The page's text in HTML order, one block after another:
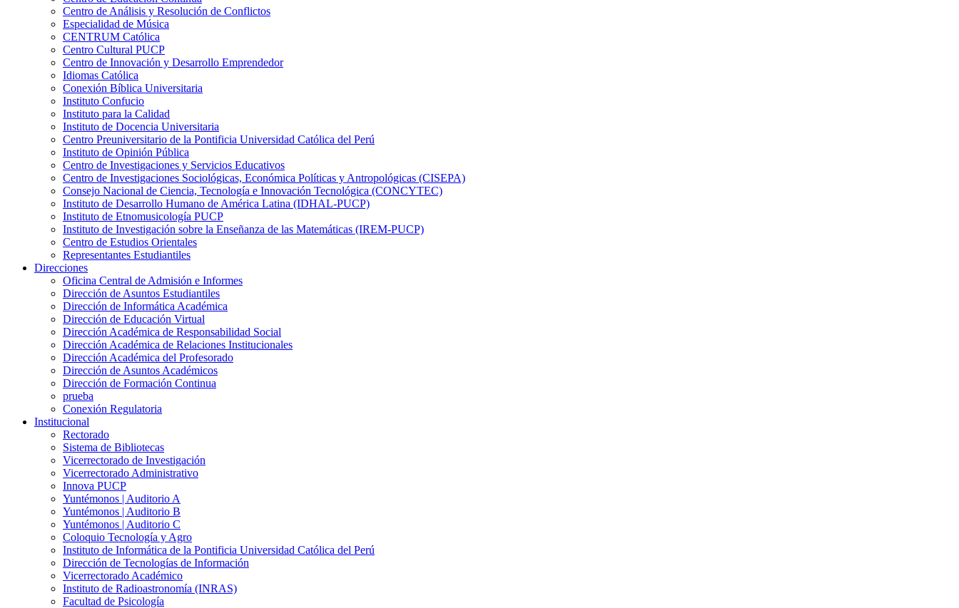
Centro de Análisis y Resolución de Conflictos
Especialidad de Música
CENTRUM Católica
Centro Cultural PUCP
Centro de Innovación y Desarrollo Emprendedor
Idiomas Católica
Conexión Bíblica Universitaria
Instituto Confucio
Instituto para la Calidad
Instituto de Docencia Universitaria
Centro Preuniversitario de la Pontificia Universidad Católica del Perú
Instituto de Opinión Pública
Centro de Investigaciones y Servicios Educativos
Centro de Investigaciones Sociológicas, Económica Políticas y Antropológicas (CISEPA)
Consejo Nacional de Ciencia, Tecnología e Innovación Tecnológica (CONCYTEC)
Instituto de Desarrollo Humano de América Latina (IDHAL-PUCP)
Instituto de Etnomusicología PUCP
Instituto de Investigación sobre la Enseñanza de las Matemáticas (IREM-PUCP)
Centro de Estudios Orientales
Representantes Estudiantiles
Direcciones
Oficina Central de Admisión e Informes
Dirección de Asuntos Estudiantiles
Dirección de Informática Académica
Dirección de Educación Virtual
Dirección Académica de Responsabilidad Social
Dirección Académica de Relaciones Institucionales
Dirección Académica del Profesorado
Dirección de Asuntos Académicos
Dirección de Formación Continua
prueba
Conexión Regulatoria
Institucional
Rectorado
Sistema de Bibliotecas
Vicerrectorado de Investigación
Vicerrectorado Administrativo
Innova PUCP
Yuntémonos | Auditorio A
Yuntémonos | Auditorio B
Yuntémonos | Auditorio C
Coloquio Tecnología y Agro
Instituto de Informática de la Pontificia Universidad Católica del Perú
Dirección de Tecnologías de Información
Vicerrectorado Académico
Instituto de Radioastronomía (INRAS)
Facultad de Psicología